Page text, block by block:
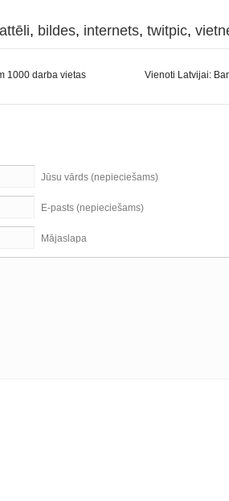
attēli, bildes, internets, twitpic,
1000 darba vietas Vienoti Latvijai:
Jūsu vārds (nepieciešams)
E-pasts (nepieciešams)
Mājaslapa